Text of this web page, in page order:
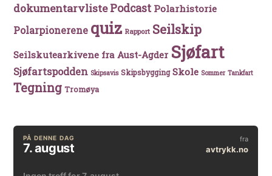
dokumentarvlistePodcast Polarhistorie
Polarpionerene quiz Rapport Seilskip
Seilskutearkivene fra Aust-Agder Sjøfart
Sjøfartspodden Skipsavis Skipsbygging Skole Sommer Tankfart
Tegning Tromøya